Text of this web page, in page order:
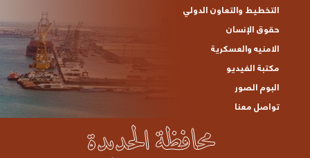
التخطيط والتعاون الدولي
حقوق الإنسان
الامنيه والعسكرية
مكتبة الفيديو
البوم الصور
تواصل معنا